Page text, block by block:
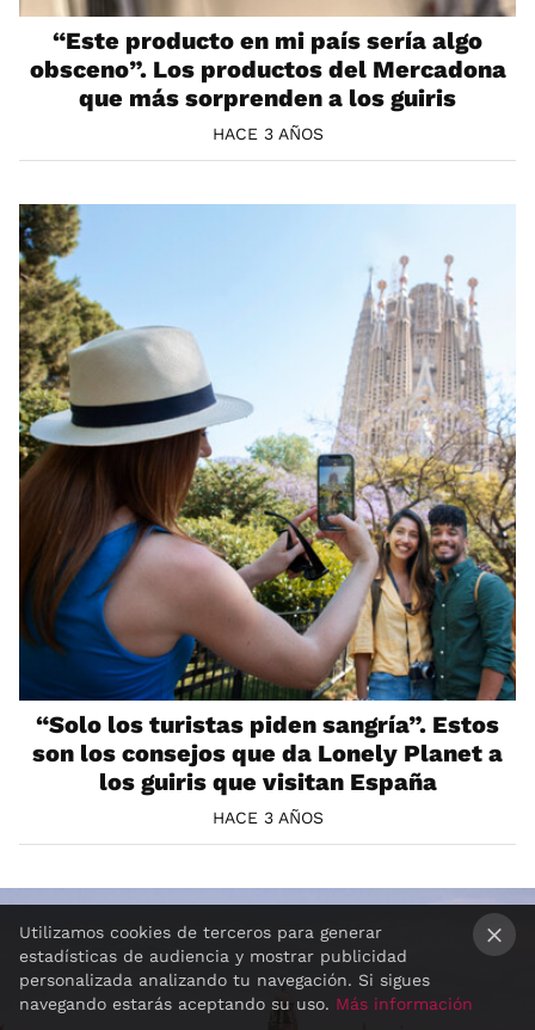
“Este producto en mi país sería algo
obsceno”. Los productos del Mercadona
que más sorprenden a los guiris
HACE 3 AÑOS
“Solo los turistas piden sangría”. Estos
son los consejos que da Lonely Planet a
los guiris que visitan España
HACE 3 AÑOS
Utilizamos cookies de terceros para generar
estadísticas de audiencia y mostrar publicidad
personalizada analizando tu navegación. Si sigues
navegando estarás aceptando su uso. Más información